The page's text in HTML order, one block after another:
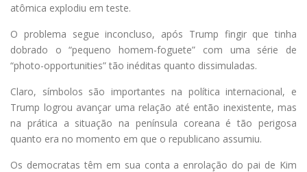
atômica explodiu em teste.
O problema segue inconcluso, após Trump fingir que tinha
dobrado o “pequeno homem-foguete” com uma série de
“photo-opportunities” tão inéditas quanto dissimuladas.
Claro, símbolos são importantes na política internacional, e
Trump logrou avançar uma relação até então inexistente, mas
na prática a situação na península coreana é tão perigosa
quanto era no momento em que o republicano assumiu.
Os democratas têm em sua conta a enrolação do pai de Kim